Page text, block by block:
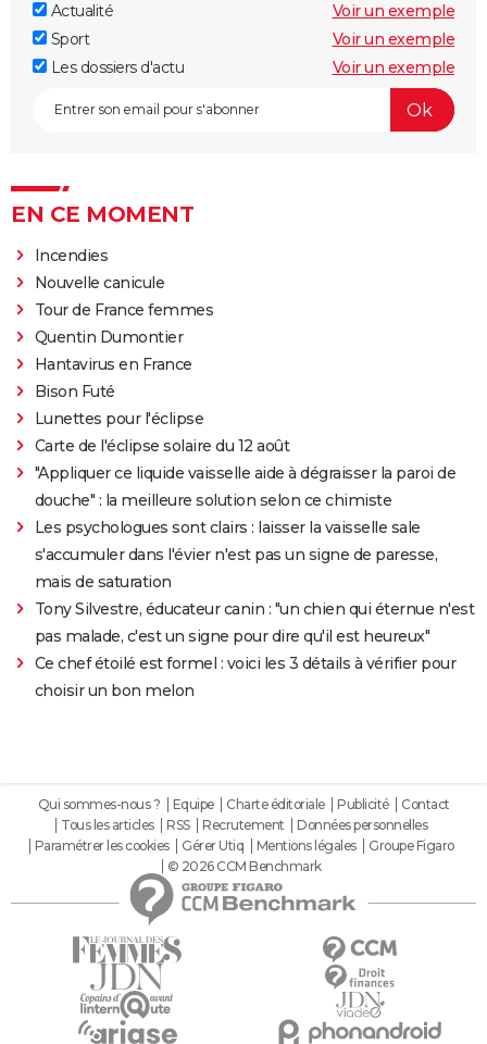
Actualité
Voir un exemple
Sport
Voir un exemple
Les dossiers d'actu
Voir un exemple
EN CE MOMENT
Incendies
Nouvelle canicule
Tour de France femmes
Quentin Dumontier
Hantavirus en France
Bison Futé
Lunettes pour l'éclipse
Carte de l'éclipse solaire du 12 août
"Appliquer ce liquide vaisselle aide à dégraisser la paroi de
douche" : la meilleure solution selon ce chimiste
Les psychologues sont clairs : laisser la vaisselle sale
s'accumuler dans l'évier n'est pas un signe de paresse,
mais de saturation
Tony Silvestre, éducateur canin : "un chien qui éternue n'est
pas malade, c'est un signe pour dire qu'il est heureux"
Ce chef étoilé est formel : voici les 3 détails à vérifier pour
choisir un bon melon
Qui sommes-nous ? Equipe Charte éditoriale Publicité
Contact
Tous les articles
RSS Recrutement
Données personnelles
Paramétrer les cookies
Gérer Utiq Mentions légales
Groupe Figaro
© 2026 CCM Benchmark